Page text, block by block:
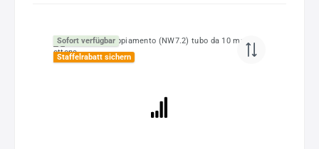
Sofort verfügbar
Staffelrabatt sichern